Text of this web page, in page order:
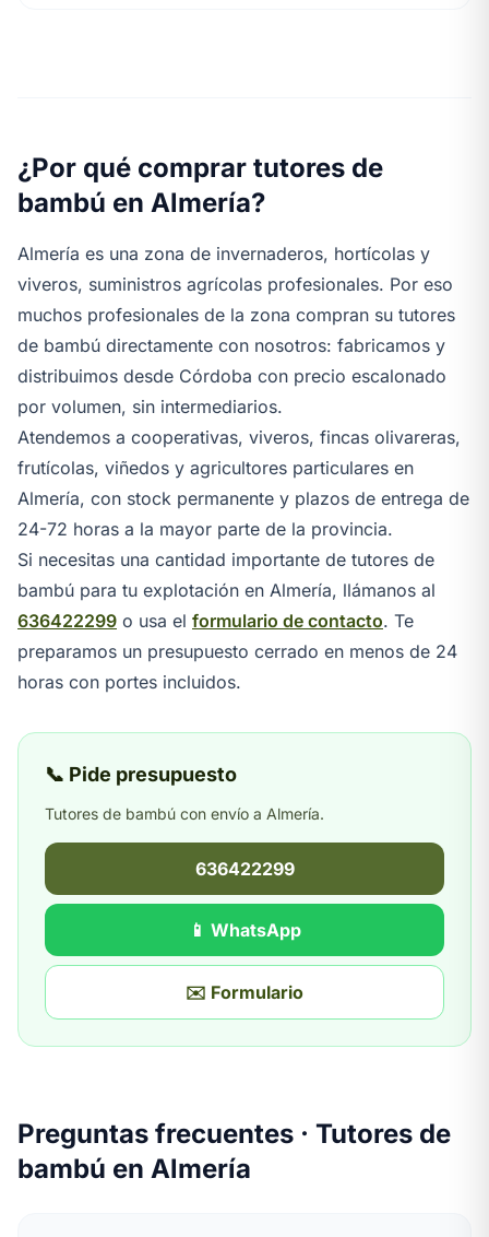
¿Por qué comprar tutores de
bambú en Almería?
Almería es una zona de invernaderos, hortícolas y
viveros, suministros agrícolas profesionales. Por eso
muchos profesionales de la zona compran su tutores
de bambú directamente con nosotros: fabricamos y
distribuimos desde Córdoba con precio escalonado
por volumen, sin intermediarios.
Atendemos a cooperativas, viveros, fincas olivareras,
frutícolas, viñedos y agricultores particulares en
Almería, con stock permanente y plazos de entrega de
24-72 horas a la mayor parte de la provincia.
Si necesitas una cantidad importante de tutores de
bambú para tu explotación en Almería, llámanos al
636422299 o usa el formulario de contacto. Te
preparamos un presupuesto cerrado en menos de 24
horas con portes incluidos.
📞 Pide presupuesto
Tutores de bambú con envío a Almería.
636422299
📱 WhatsApp
✉️ Formulario
Preguntas frecuentes · Tutores de
bambú en Almería